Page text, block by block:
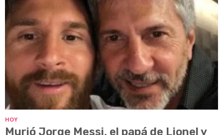
HOY
Murió Jorge Messi, el papá de Lionel y